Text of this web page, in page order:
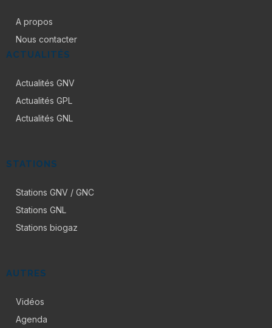
A propos
Nous contacter
ACTUALITÉS
Actualités GNV
Actualités GPL
Actualités GNL
STATIONS
Stations GNV / GNC
Stations GNL
Stations biogaz
AUTRES
Vidéos
Agenda